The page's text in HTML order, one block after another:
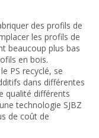
des profils de
les profils de
beaucoup plus bas
en bois.
PS recyclé, se
dans différentes
qualité différents
technologie SJBZ
de coût de